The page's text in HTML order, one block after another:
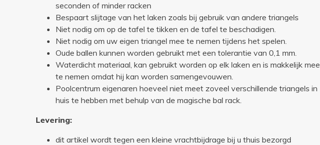
seconden of minder racken
Bespaart slijtage van het laken zoals bij gebruik van andere triangels
Niet nodig om op de tafel te tikken en de tafel te beschadigen.
Niet nodig om uw eigen triangel mee te nemen tijdens het spelen.
Oude ballen kunnen worden gebruikt met een tolerantie van 0,1 mm.
Waterdicht materiaal, kan gebruikt worden op elk laken en is makkelijk mee
te nemen omdat hij kan worden samengevouwen.
Poolcentrum eigenaren hoeveel niet meet zoveel verschillende triangels in
huis te hebben met behulp van de magische bal rack.
Levering:
dit artikel wordt tegen een kleine vrachtbijdrage bij u thuis bezorgd